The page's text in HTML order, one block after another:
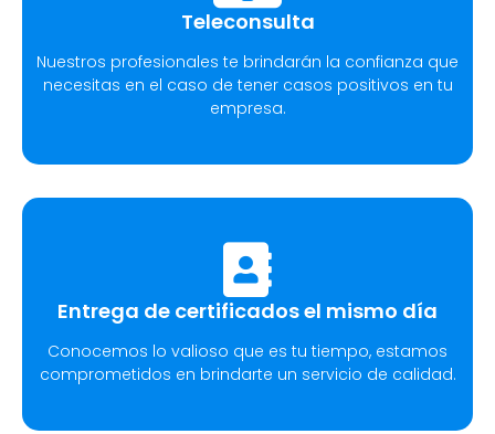
Teleconsulta
Nuestros profesionales te brindarán la confianza que
necesitas en el caso de tener casos positivos en tu
empresa.
Entrega de certificados el mismo día
Conocemos lo valioso que es tu tiempo, estamos
comprometidos en brindarte un servicio de calidad.